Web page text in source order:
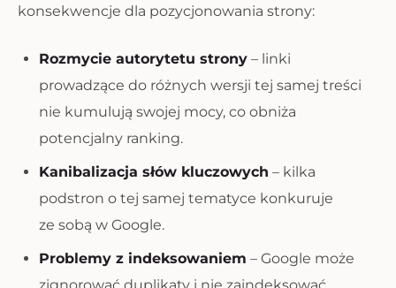
konsekwencje dla pozycjonowania strony:
Rozmycie autorytetu strony – linki
prowadzące do różnych wersji tej samej treści
nie kumulują swojej mocy, co obniża
potencjalny ranking.
Kanibalizacja słów kluczowych – kilka
podstron o tej samej tematyce konkuruje
ze sobą w Google.
Problemy z indeksowaniem – Google może